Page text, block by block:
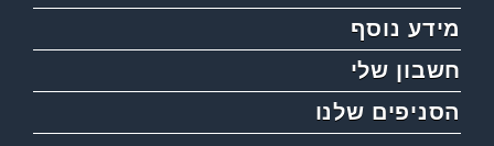
מידע נוסף
חשבון שלי
הסניפים שלנו